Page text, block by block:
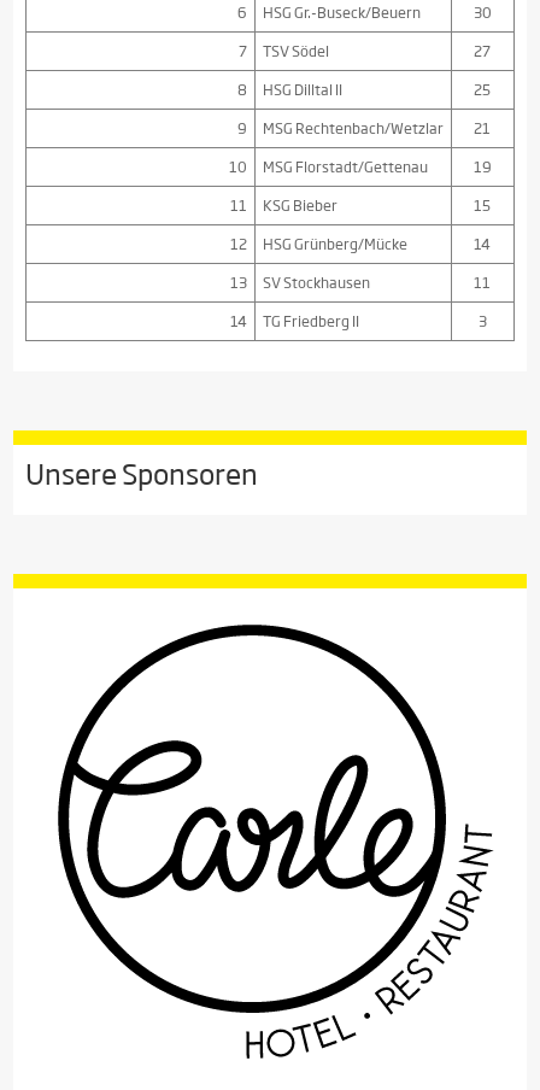
6
HSG Gr.-Buseck/Beuern
30
7
TSV Södel
27
8
HSG Dilltal II
25
9
MSG Rechtenbach/Wetzlar
21
10
MSG Florstadt/Gettenau
19
11
KSG Bieber
15
12
HSG Grünberg/Mücke
14
13
SV Stockhausen
11
14
TG Friedberg II 3
Unsere Sponsoren